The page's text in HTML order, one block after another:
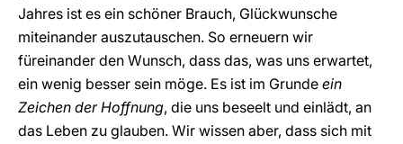
Jahres ist es ein schöner Brauch, Glückwunsche
miteinander auszutauschen. So erneuern wir
füreinander den Wunsch, dass das, was uns erwartet,
ein wenig besser sein möge. Es ist im Grunde ein
Zeichen der Hoffnung, die uns beseelt und einlädt, an
das Leben zu glauben. Wir wissen aber, dass sich mit